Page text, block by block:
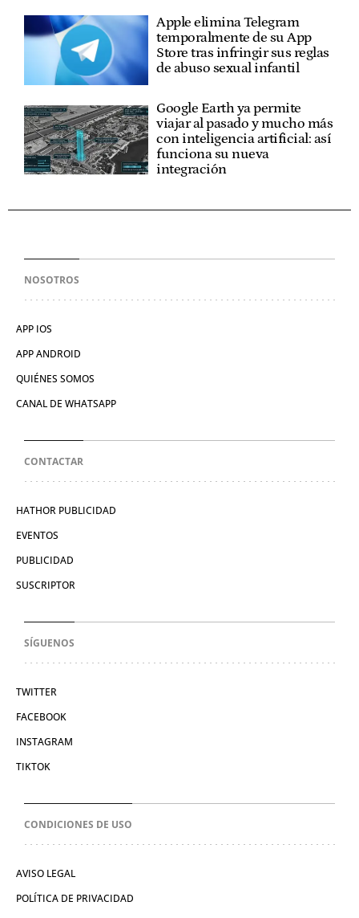
Apple elimina Telegram
temporalmente de su App
Store tras infringir sus reglas
de abuso sexual infantil
Google Earth ya permite
viajar al pasado y mucho más
con inteligencia artificial: así
funciona su nueva
integración
NOSOTROS
APP IOS
APP ANDROID
QUIÉNES SOMOS
CANAL DE WHATSAPP
CONTACTAR
HATHOR PUBLICIDAD
EVENTOS
PUBLICIDAD
SUSCRIPTOR
SÍGUENOS
TWITTER
FACEBOOK
INSTAGRAM
TIKTOK
CONDICIONES DE USO
AVISO LEGAL
POLÍTICA DE PRIVACIDAD